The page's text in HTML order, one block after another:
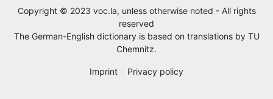
Copyright © 2023 voc.la, unless otherwise noted - All rights
reserved
The German-English dictionary is based on translations by TU
Chemnitz.
Imprint Privacy policy